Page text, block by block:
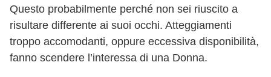
Questo probabilmente perché non sei riuscito a
risultare differente ai suoi occhi. Atteggiamenti
troppo accomodanti, oppure eccessiva disponibilità,
fanno scendere l’interessa di una Donna.